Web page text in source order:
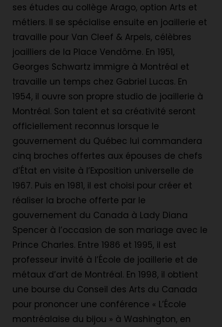
ses études au collège Arago, option Arts et
métiers. Il se spécialise ensuite en joaillerie et
travaille pour Van Cleef & Arpels, célèbres
joailliers de la Place Vendôme. En 1951,
Georges Schwartz immigre à Montréal et
travaille un temps chez Gabriel Lucas. En
1954, il ouvre son propre studio de joaillerie à
Montréal. Son talent et sa créativité seront
officiellement reconnus lorsque le
gouvernement du Québec lui commandera
cinq broches offertes aux épouses de chefs
d’État en visite à l’Exposition universelle de
1967. Puis en 1981, il est choisi pour créer et
réaliser la broche offerte par le
gouvernement du Canada à Lady Diana
Spencer à l’occasion de son mariage avec le
Prince Charles. Entre 1986 et 1995, il est
professeur invité à l’École de joaillerie et de
métaux d’art de Montréal. En 1998, il obtient
une bourse du Conseil des Arts du Canada
pour prononcer une conférence « L’École
montréalaise du bijou » à Washington, en